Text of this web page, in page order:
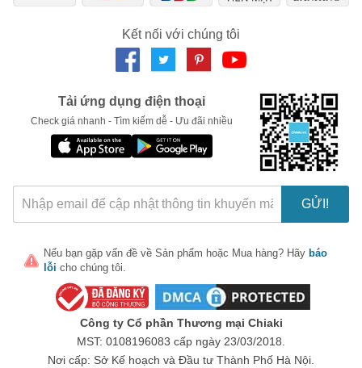
Kết nối với chúng tôi
Tải ứng dụng điện thoại
Check giá nhanh - Tìm kiếm dễ - Ưu đãi nhiều
GỬI!
Nếu bạn gặp vấn đề về Sản phẩm hoặc Mua hàng? Hãy báo
lỗi cho chúng tôi.
Công ty Cổ phần Thương mại Chiaki
MST: 0108196083 cấp ngày 23/03/2018.
Nơi cấp: Sở Kế hoạch và Đầu tư Thành Phố Hà Nội.
Ngày hết hạn:
LẤY MÃ NGAY